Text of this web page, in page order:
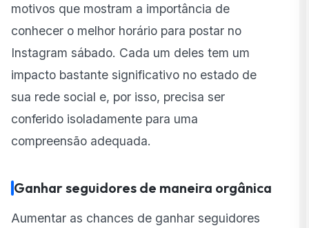
motivos que mostram a importância de
conhecer o melhor horário para postar no
Instagram sábado. Cada um deles tem um
impacto bastante significativo no estado de
sua rede social e, por isso, precisa ser
conferido isoladamente para uma
compreensão adequada.
Ganhar seguidores de maneira orgânica
Aumentar as chances de ganhar seguidores